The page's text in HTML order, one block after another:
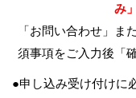
み
「お問い合わせ」ま
須事項をご入力後「
●申し込み受け付けに